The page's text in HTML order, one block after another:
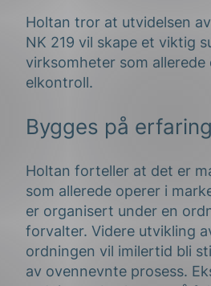
Holtan tror at utvidelsen
NK 219 vil skape et viktig
virksomheter som allerede
elkontroll.
Bygges på
Holtan forteller at det er
som allerede operer i
er organisert under en
forvalter. Videre utvikling
ordningen vil imilertid bli
av ovennevnte prosess.